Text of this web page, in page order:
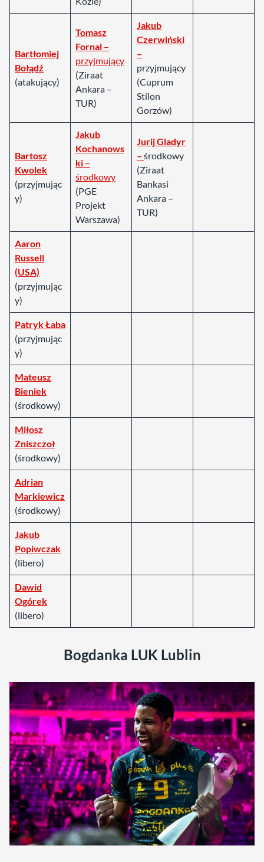
Bartłomiej
Bołądź
(atakujący)
Tomasz
Fornal –
przyjmujący
(Ziraat
Ankara –
TUR)
Jakub
Czerwiński
–
przyjmujący
(Cuprum
Stilon
Gorzów)
Bartosz
Kwolek
(przyjmując
y)
Jakub
Kochanows
ki –
środkowy
(PGE
Projekt
Warszawa)
Jurij Gladyr
– środkowy
(Ziraat
Bankasi
Ankara –
TUR)
Aaron
Russell
(USA)
(przyjmując
y)
Patryk Łaba
(przyjmując
y)
Mateusz
Bieniek
(środkowy)
Miłosz
Zniszczoł
(środkowy)
Adrian
Markiewicz
(środkowy)
Jakub
Popiwczak
(libero)
Dawid
Ogórek
(libero)
Bogdanka LUK Lublin